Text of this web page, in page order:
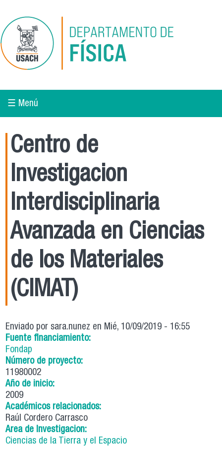
☰ Menú
Centro de
Investigacion
Interdisciplinaria
Avanzada en Ciencias
de los Materiales
(CIMAT)
Enviado porsara.nunez en Mié, 10/09/2019 - 16:55
Fuente financiamiento:
Fondap
Número de proyecto:
11980002
Año de inicio:
2009
Académicos relacionados:
Raúl Cordero Carrasco
Area de Investigacion:
Ciencias de la Tierra y el Espacio